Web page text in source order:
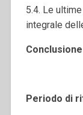
5.4. Le
integrale
Conclusione
Periodo di